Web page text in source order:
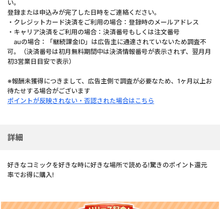
い。
登録または申込みが完了した日時をご連絡ください。
・クレジットカード決済をご利用の場合：登録時のメールアドレス
・キャリア決済をご利用の場合：決済番号もしくは注文番号
auの場合：「継続課金ID」は広告主に通達されていないため調査不
可。（決済番号は初月無料期間中は決済情報番号が表示されず、翌月月
初3営業日目安で表示）
※報酬未獲得につきまして、広告主側で調査が必要なため、1ヶ月以上お
待たせする場合がございます
ポイントが反映されない・否認された場合はこちら
詳細
好きなコミックを好きな時に好きな場所で読める!驚きのポイント還元
率でお得に購入!